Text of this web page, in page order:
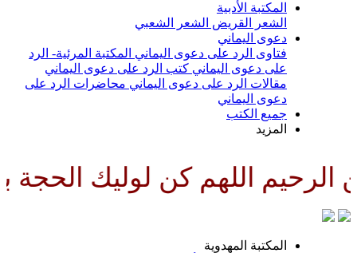
الأدبية
الشعر الشعبي
اليماني
الرد على دعوى اليماني المكتبة المرئية- الرد
دعوى اليماني كتب الرد على دعوى اليماني
الرد على دعوى اليماني محاضرات الرد على
كن لوليك الحجة بن الحسن
المهدوية